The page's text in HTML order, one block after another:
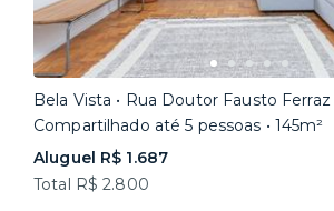
Bela Vista • Rua Doutor Fausto Ferraz
Compartilhado até 5 pessoas • 145m²
Aluguel R$ 1.687
Total R$ 2.800